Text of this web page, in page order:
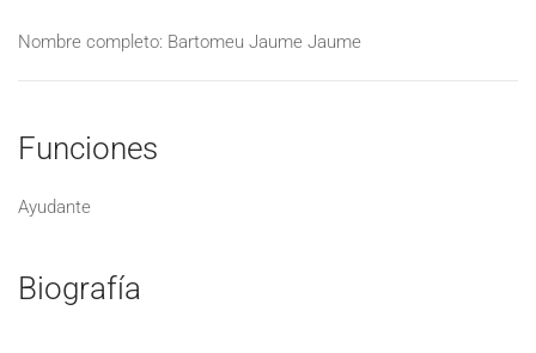
Nombre completo: Bartomeu Jaume Jaume
Funciones
Ayudante
Biografía